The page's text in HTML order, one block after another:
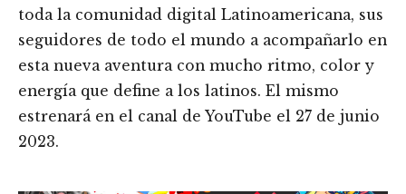
toda la comunidad digital Latinoamericana, sus
seguidores de todo el mundo a acompañarlo en
esta nueva aventura con mucho ritmo, color y
energía que define a los latinos. El mismo
estrenará en el canal de YouTube el 27 de junio
2023.